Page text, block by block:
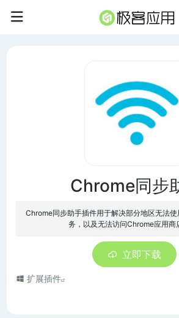
Chrome同步
Chrome同步助手插件用于解决部分地区无法
务，以及无法访问Chrome应用商
立即下载
扩展插件